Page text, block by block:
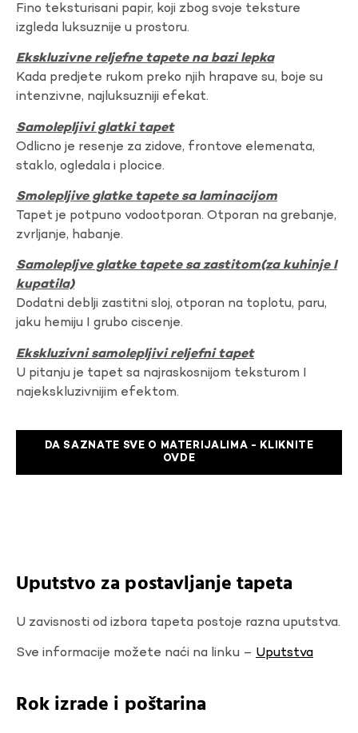
Fino teksturisani papir, koji zbog svoje teksture
izgleda luksuznije u prostoru.
Ekskluzivne reljefne tapete na bazi lepka
Kada predjete rukom preko njih hrapave su, boje su
intenzivne, najluksuzniji efekat.
Samolepljivi glatki tapet
Odlicno je resenje za zidove, frontove elemenata,
staklo, ogledala i plocice.
Smolepljive glatke tapete sa laminacijom
Tapet je potpuno vodootporan. Otporan na grebanje,
zvrljanje, habanje.
Samolepljve glatke tapete sa zastitom(za kuhinje I
kupatila)
Dodatni deblji zastitni sloj, otporan na toplotu, paru,
jaku hemiju I grubo ciscenje.
Ekskluzivni samolepljivi reljefni tapet
U pitanju je tapet sa najraskosnijom teksturom I
najekskluzivnijim efektom.
DA SAZNATE SVE O MATERIJALIMA - KLIKNITE
OVDE
Uputstvo za postavljanje tapeta
U zavisnosti od izbora tapeta postoje razna uputstva.
Sve informacije možete naći na linku – Uputstva
Rok izrade i poštarina